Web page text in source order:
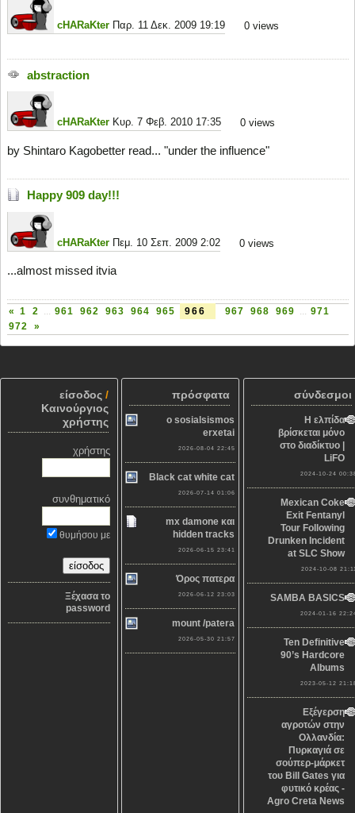
cHARaKterΠαρ. 11 Δεκ. 2009 19:19 0views
abstraction
cHARaKterΚυρ. 7 Φεβ. 2010 17:35 0views
by Shintaro Kagobetter read... "under the influence"
Happy 909 day!!!
cHARaKterΠεμ. 10 Σεπ. 2009 2:02 0views
...almost missed itvia
« 1 2 961 962 963 964 965 966 967 968 969
971
972
»
είσοδος/
Καινούργιος
χρήστης
χρήστης
συνθηματικό
θυμήσου με
Ξέχασα το
password
πρόσφατα
o sosialsismos
erxetai
2026-08-04 22:45
Black cat white cat
2026-07-14 01:06
mx damone και
hidden tracks
2026-06-15 23:41
Όρος πατερα
2026-06-12 23:03
mount /patera
2026-05-30 21:57
σύνδεσμοι
Η ελπίδα
βρίσκεται μόνο
στο διαδίκτυο |
LiFO
2024-10-24
Mexican Coke
Exit Fentanyl
Tour Following
Drunken Incident
at SLC Show
2024-10-08
SAMBA BASICS
2024-01-16
Ten Definitive
90’s Hardcore
Albums
2023-05-12
Εξέγερση
αγροτών στην
Ολλανδία:
Πυρκαγιά σε
σούπερ-μάρκετ
του Bill Gates για
φυτικό κρέας -
Agro Creta News